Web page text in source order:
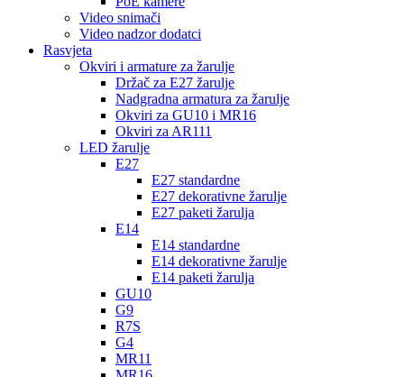
Video snimači
Video nadzor dodatci
Rasvjeta
Okviri i armature za žarulje
Držač za E27 žarulje
Nadgradna armatura za žarulje
Okviri za GU10 i MR16
Okviri za AR111
LED žarulje
E27
E27 standardne
E27 dekorativne žarulje
E27 paketi žarulja
E14
E14 standardne
E14 dekorativne žarulje
E14 paketi žarulja
GU10
G9
R7S
G4
MR11